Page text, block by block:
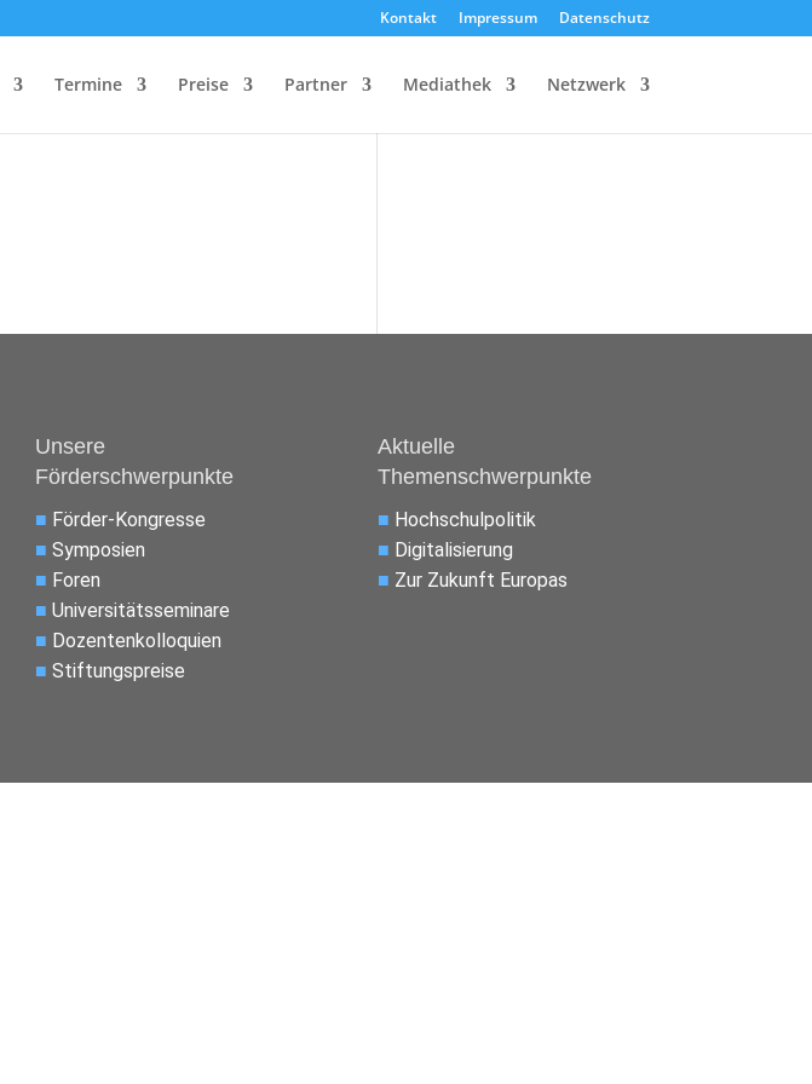
Kontakt Impressum Datenschutz
Termine Preise Partner Mediathek Netzwerk
Unsere
Förderschwerpunkte
■ Förder-Kongresse
■ Symposien
■ Foren
■ Universitätsseminare
■ Dozentenkolloquien
■ Stiftungspreise
Aktuelle
Themenschwerpunkte
■ Hochschulpolitik
■ Digitalisierung
■ Zur Zukunft Europas